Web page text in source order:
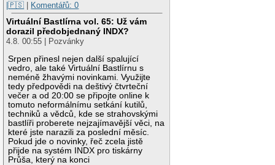
|🇵🇸
Komentářů: 0
Virtuální Bastlírna vol. 65: Už vám
dorazil předobjednaný INDX?
4.8. 00:55 | Pozvánky
Srpen přinesl nejen další spalující
vedro, ale také Virtuální Bastlírnu s
neméně žhavými novinkami. Využijte
tedy předpovědi na deštivý čtvrteční
večer a od 20:00 se připojte online k
tomuto neformálnímu setkání kutilů,
techniků a vědců, kde se strahovskými
bastlíři proberete nejzajímavější věci, na
které jste narazili za poslední měsíc.
Pokud jde o novinky, řeč zcela jistě
přijde na systém INDX pro tiskárny
Průša, který na konci